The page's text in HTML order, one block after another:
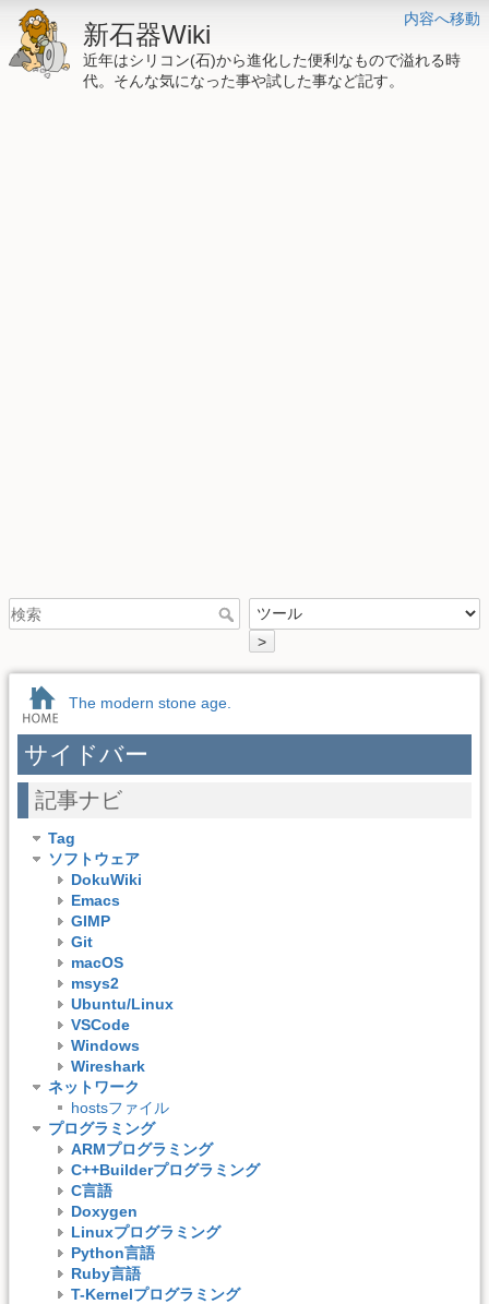
内容へ移動
新石器Wiki
近年はシリコン(石)から進化した便利なもので溢れる時
代。そんな気になった事や試した事など記す。
>
The modern stone age.
サイドバー
記事ナビ
Tag
ソフトウェア
DokuWiki
Emacs
GIMP
Git
macOS
msys2
Ubuntu/Linux
VSCode
Windows
Wireshark
ネットワーク
hostsファイル
プログラミング
ARMプログラミング
C++Builderプログラミング
C言語
Doxygen
Linuxプログラミング
Python言語
Ruby言語
T-Kernelプログラミング